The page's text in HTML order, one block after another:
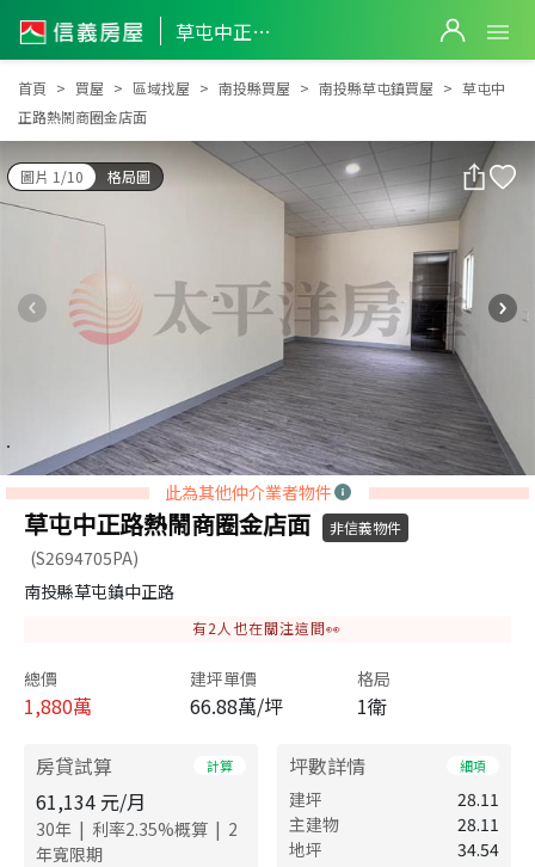
草屯中正路熱鬧商圈金店面
草屯中正路熱鬧商圈金店面
首頁 買屋 區域找屋 南投縣買屋 南投縣草屯鎮買屋
草屯中
正路熱鬧商圈金店面
圖片 1/10 格局圖
此為其他仲介業者物件
草屯中正路熱鬧商圈金店面 非信義物件
(S2694705PA)
南投縣草屯鎮中正路
有2 人也在關注這間👀
總價
1,880萬
建坪單價
66.88萬/坪
格局
1衛
房貸試算 計算
61,134 元/月
30年 | 利率2.35%概算 | 2
年寬限期
坪數詳情 細項
建坪
28.11
主建物
28.11
地坪
34.54